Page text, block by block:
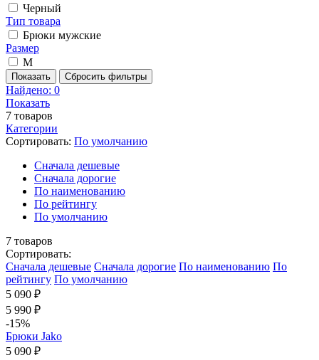
Черный
Тип товара
Брюки мужские
Размер
M
Показать Сбросить фильтры
Найдено: 0
Показать
7 товаров
Категории
Сортировать: По умолчанию
Cначала дешевые
Cначала дорогие
По наименованию
По рейтингу
По умолчанию
7 товаров
Сортировать:
Cначала дешевые Cначала дорогие По наименованию По
рейтингу По умолчанию
5 090 ₽
5 990 ₽
-15%
Брюки Jako
5 090 ₽